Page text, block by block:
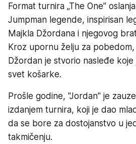
Format turnira „The One"
Jumpman legende, inspirisan
Majkla Džordana i njegovog
Kroz upornu želju za
Džordan je stvorio nasleđe
svet košarke.
Prošle godine, "Jordan" je
izdanjem turnira, koji je dao
da se bore za dostojanstvo u
takmičenju.